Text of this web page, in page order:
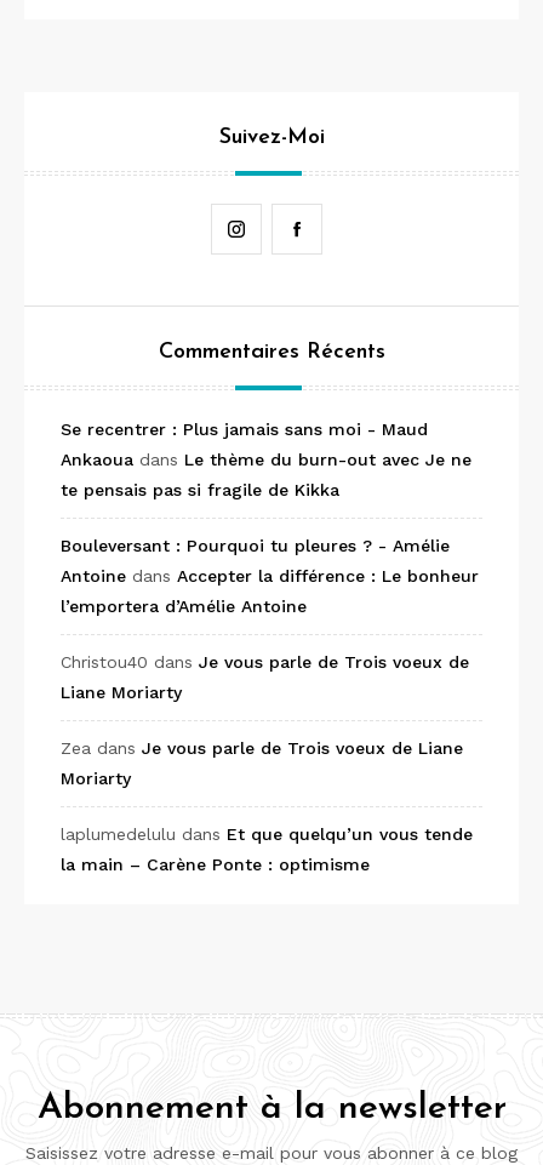
Suivez-Moi
Instagram
Commentaires Récents
Se recentrer : Plus jamais sans moi - Maud
Ankaoua dans Le thème du burn-out avec Je ne
te pensais pas si fragile de Kikka
Bouleversant : Pourquoi tu pleures ? - Amélie
Antoine dans Accepter la différence : Le bonheur
l’emportera d’Amélie Antoine
Christou40 dans Je vous parle de Trois voeux de
Liane Moriarty
Zea dans Je vous parle de Trois voeux de Liane
Moriarty
laplumedelulu dans Et que quelqu’un vous tende
la main – Carène Ponte : optimisme
Abonnement à la newsletter
Saisissez votre adresse e-mail pour vous abonner à ce blog